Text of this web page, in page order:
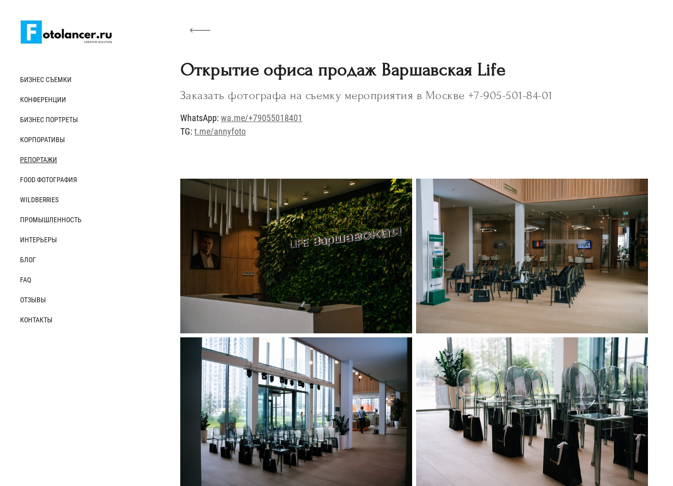
БИЗНЕС СЪЕМКИ
КОНФЕРЕНЦИИ
БИЗНЕС ПОРТРЕТЫ
КОРПОРАТИВЫ
РЕПОРТАЖИ
FOOD ФОТОГРАФИЯ
WILDBERRIES
ПРОМЫШЛЕННОСТЬ
ИНТЕРЬЕРЫ
БЛОГ
FAQ
ОТЗЫВЫ
КОНТАКТЫ
Открытие офиса продаж Варшавская Life
Заказать фотографа на съемку мероприятия в Москве +7-905-501-84-01
WhatsApp:wa.me/+79055018401
TG:t.me/annyfoto